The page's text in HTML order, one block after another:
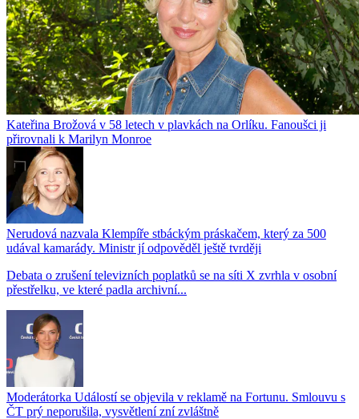
Kateřina Brožová v 58 letech v plavkách na Orlíku. Fanoušci ji
přirovnali k Marilyn Monroe
Nerudová nazvala Klempíře stbáckým práskačem, který za 500
udával kamarády. Ministr jí odpověděl ještě tvrději
Debata o zrušení televizních poplatků se na síti X zvrhla v osobní
přestřelku, ve které padla archivní...
Moderátorka Událostí se objevila v reklamě na Fortunu. Smlouvu s
ČT prý neporušila, vysvětlení zní zvláštně